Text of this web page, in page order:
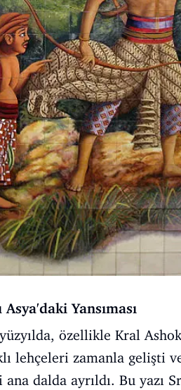
Yansıması
özellikle Kral
lehçeleri zamanla gelişti
dalda ayrıldı. Bu yazı